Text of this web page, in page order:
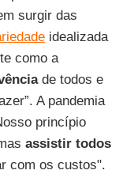
surgir das
idealizada
como a
de todos e
A pandemia
princípio
assistir todos
com os custos".